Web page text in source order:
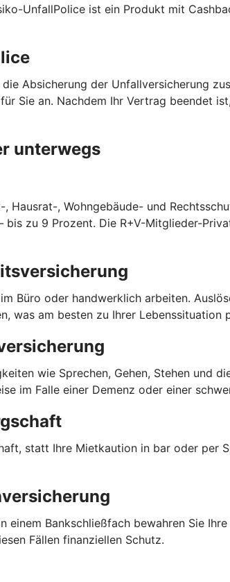
UnfallPolice ist ein Produkt mit
Absicherung der Unfallversicherung
Sie an. Nachdem Ihr Vertrag beendet
unterwegs
, Wohngebäude- und
bis zu 9 Prozent. Die R+V-Mitglieder-
Büro oder handwerklich arbeiten.
was am besten zu Ihrer Lebenssituation
wie Sprechen, Gehen, Stehen und
im Falle einer Demenz oder einer
statt Ihre Mietkaution in bar oder
einem Bankschließfach bewahren Sie
Fällen finanziellen Schutz.